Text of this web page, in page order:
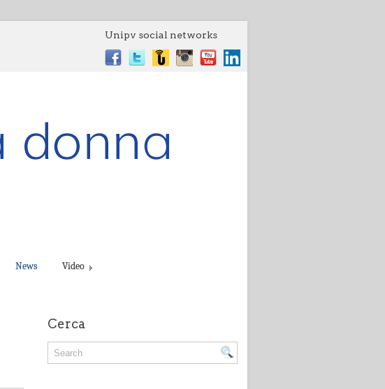
Unipv social networks
News Video
Cerca